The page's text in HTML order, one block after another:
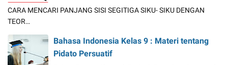
CARA MENCARI PANJANG SISI SEGITIGA SIKU- SIKU DENGAN
TEOR…
Bahasa Indonesia Kelas 9 : Materi tentang
Pidato Persuatif